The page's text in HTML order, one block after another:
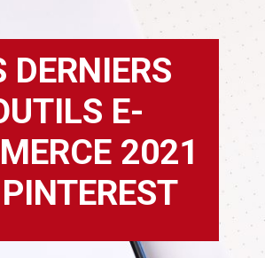
DERNIERS
E-
2021